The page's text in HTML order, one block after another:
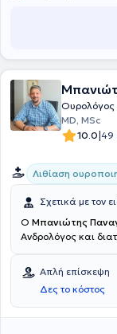
Ουρολόγος
MD, MSc
10.0|49
Λιθίαση
Σχετικά με τον
Ο Μπανιώτης
Ανδρολόγος και
Α΄Ουρολογική
Νοσοκομείο
μεταπτυχιακού
Τμήμα Ιατρικής του
Απλή επίσκεψη
Δες το κόστος